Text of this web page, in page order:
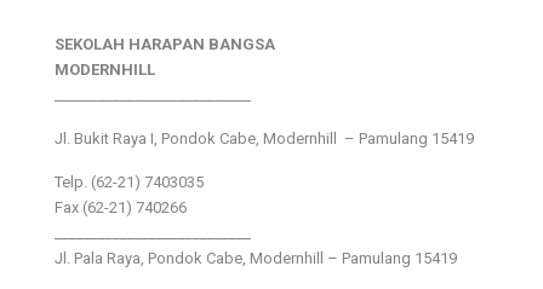
SEKOLAH HARAPAN BANGSA
MODERNHILL
Jl. Bukit Raya I, Pondok Cabe, Modernhill – Pamulang 15419
Telp. (62-21) 7403035
Fax (62-21) 740266
Jl. Pala Raya, Pondok Cabe, Modernhill – Pamulang 15419